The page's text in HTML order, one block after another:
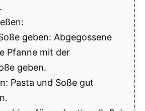
geben: Abgegossene
Pfanne mit der
geben.
Pasta und Soße gut